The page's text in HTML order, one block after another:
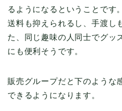
るようになるということです
送料も抑えられるし、手渡し
た、同じ趣味の人同士でグッ
にも便利そうです。
販売グループだと下のような
できるようになります。